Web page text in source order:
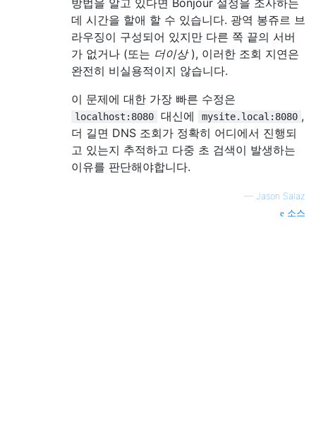
데 시간을 할애 할 수 있습니다. 광역 봉쥬르 브
라우징이 구성되어 있지만 다른 쪽 끝의 서버
가 없거나 (또는 더이상 ), 이러한 조회 지연은
완전히 비실용적이지 않습니다.
이 문제에 대한 가장 빠른 수정은
localhost:8080 대신에 mysite.local:8080 ,
더 길면 DNS 조회가 정확히 어디에서 진행되
고 있는지 추적하고 다중 초 검색이 발생하는
이유를 판단해야합니다.
— Jason Salaz
소스